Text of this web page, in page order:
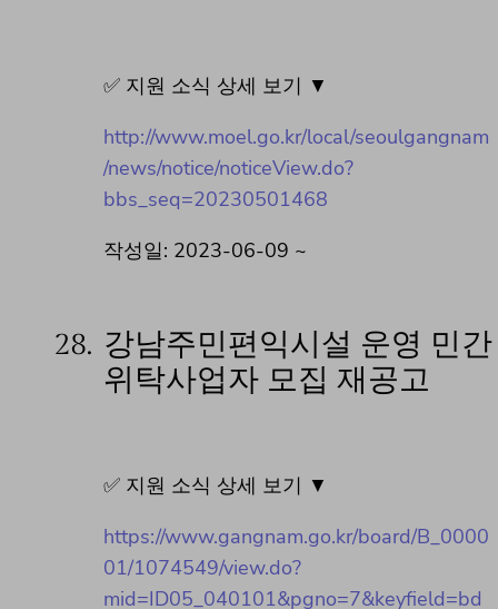
✅ 지원 소식 상세 보기 ▼
http://www.moel.go.kr/local/seoulgangnam
/news/notice/noticeView.do?
bbs_seq=20230501468
작성일: 2023-06-09 ~
28. 강남주민편익시설 운영 민간
위탁사업자 모집 재공고
✅ 지원 소식 상세 보기 ▼
https://www.gangnam.go.kr/board/B_0000
01/1074549/view.do?
mid=ID05_040101&pgno=7&keyfield=bd